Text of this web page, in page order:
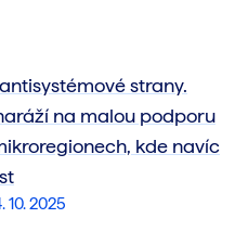
10. 2025
strany.
na malou podporu
kde navíc